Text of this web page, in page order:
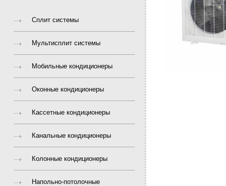
Cплит системы
Мультисплит системы
Мобильные кондиционеры
Оконные кондиционеры
Кассетные кондиционеры
Канальные кондиционеры
Колонные кондиционеры
Напольно-потолочные